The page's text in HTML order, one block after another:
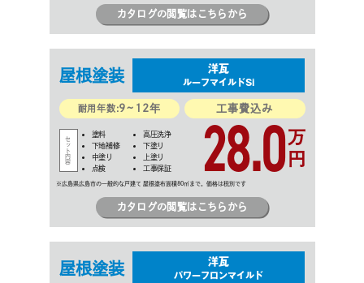
カタログの閲覧はこちらから
屋根塗装 洋瓦
ルーフマイルドSi
耐用年数:9~12年 工事費込み
塗料
高圧洗浄
下地補修
下塗り
中塗り
上塗り
点検
工事保証 28.0万
円
カタログの閲覧はこちらから
屋根塗装 洋瓦
パワーフロンマイルド